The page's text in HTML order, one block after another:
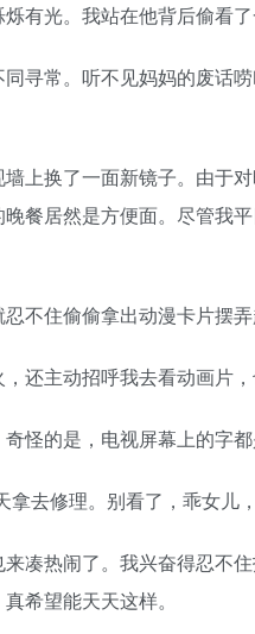
有光。我站在他背后偷看
寻常。听不见妈妈的废话
上换了一面新镜子。由于
餐居然是方便面。尽管我
不住偷偷拿出动漫卡片摆
还主动招呼我去看动画片，
怪的是，电视屏幕上的字都
拿去修理。别看了，乖女儿
凑热闹了。我兴奋得忍不
希望能天天这样。